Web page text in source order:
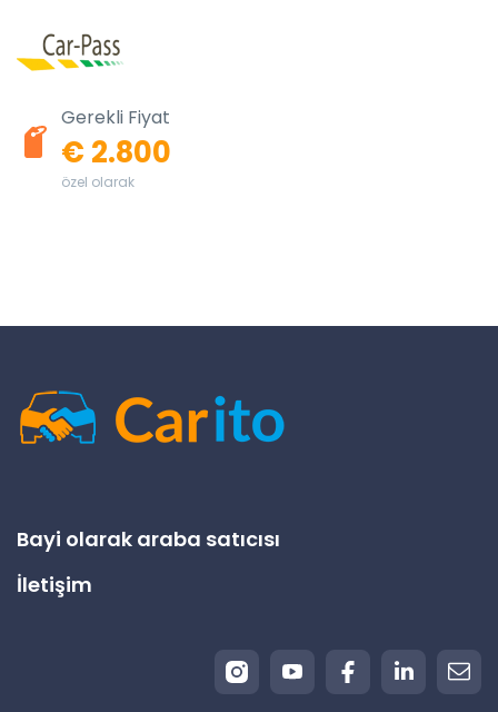
Gerekli Fiyat
€ 2.800
özel olarak
Bayi olarak araba satıcısı
İletişim